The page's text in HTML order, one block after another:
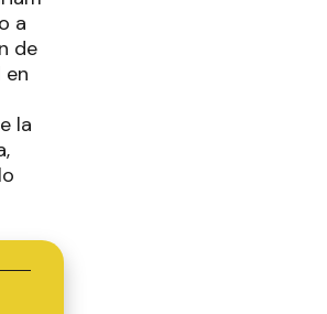
a
de
la